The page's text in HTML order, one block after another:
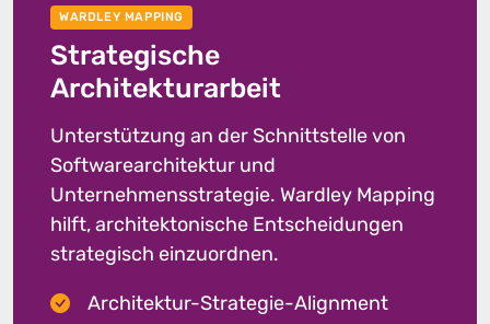
WARDLEY MAPPING
Strategische
Architekturarbeit
Unterstützung an der Schnittstelle von
Softwarearchitektur und
Unternehmensstrategie. Wardley Mapping
hilft, architektonische Entscheidungen
strategisch einzuordnen.
Architektur-Strategie-Alignment